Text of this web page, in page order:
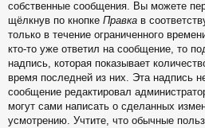
собственные сообщения. Вы можете
щёлкнув по кнопке Правка в
только в течение ограниченного
кто-то уже ответил на сообщение, то
надпись, которая показывает
время последней из них. Эта надпись
сообщение редактировал
могут сами написать о сделанных
усмотрению. Учтите, что обычные